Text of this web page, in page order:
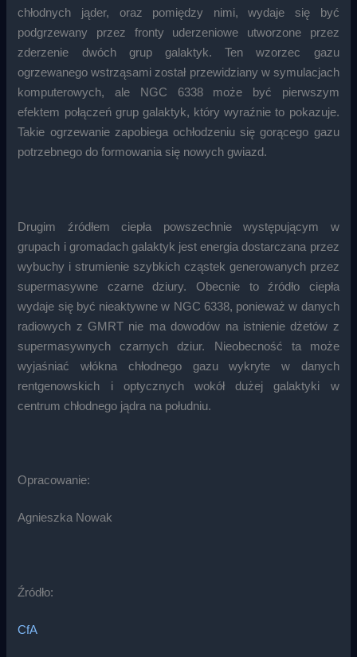
chłodnych jąder, oraz pomiędzy nimi, wydaje się być
podgrzewany przez fronty uderzeniowe utworzone przez
zderzenie dwóch grup galaktyk. Ten wzorzec gazu
ogrzewanego wstrząsami został przewidziany w symulacjach
komputerowych, ale NGC 6338 może być pierwszym
efektem połączeń grup galaktyk, który wyraźnie to pokazuje.
Takie ogrzewanie zapobiega ochłodzeniu się gorącego gazu
potrzebnego do formowania się nowych gwiazd.
Drugim źródłem ciepła powszechnie występującym w
grupach i gromadach galaktyk jest energia dostarczana przez
wybuchy i strumienie szybkich cząstek generowanych przez
supermasywne czarne dziury. Obecnie to źródło ciepła
wydaje się być nieaktywne w NGC 6338, ponieważ w danych
radiowych z GMRT nie ma dowodów na istnienie dżetów z
supermasywnych czarnych dziur. Nieobecność ta może
wyjaśniać włókna chłodnego gazu wykryte w danych
rentgenowskich i optycznych wokół dużej galaktyki w
centrum chłodnego jądra na południu.
Opracowanie:
Agnieszka Nowak
Źródło:
CfA